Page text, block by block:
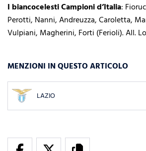
I biancocelesti Campioni d’Italia:
Perotti, Nanni, Andreuzza, Caroletta,
Vulpiani, Magherini, Forti (Ferioli). All.
MENZIONI IN QUESTO ARTICOLO
LAZIO